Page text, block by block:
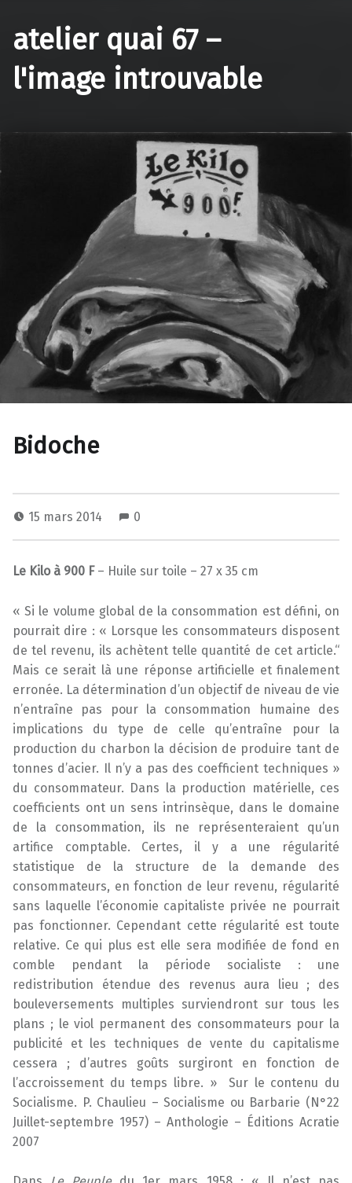
atelier quai 67 –
l'image introuvable
Bidoche
15 mars 2014 0
Le Kilo à 900 F– Huile sur toile – 27 x 35 cm
« Si le volume global de la consommation est défini, on
pourrait dire : « Lorsque les consommateurs disposent
de tel revenu, ils achètent telle quantité de cet article.“
Mais ce serait là une réponse artificielle et finalement
erronée. La détermination d’un objectif de niveau de vie
n’entraîne pas pour la consommation humaine des
implications du type de celle qu’entraîne pour la
production du charbon la décision de produire tant de
tonnes d’acier. Il n’y a pas des coefficient techniques »
du consommateur. Dans la production matérielle, ces
coefficients ont un sens intrinsèque, dans le domaine
de la consommation, ils ne représenteraient qu’un
artifice comptable. Certes, il y a une régularité
statistique de la structure de la demande des
consommateurs, en fonction de leur revenu, régularité
sans laquelle l’économie capitaliste privée ne pourrait
pas fonctionner. Cependant cette régularité est toute
relative. Ce qui plus est elle sera modifiée de fond en
comble pendant la période socialiste : une
redistribution étendue des revenus aura lieu ; des
bouleversements multiples surviendront sur tous les
plans ; le viol permanent des consommateurs pour la
publicité et les techniques de vente du capitalisme
cessera ; d’autres goûts surgiront en fonction de
l’accroissement du temps libre. » Sur le contenu du
Socialisme. P. Chaulieu – Socialisme ou Barbarie (N°22
Juillet-septembre 1957) – Anthologie – Éditions Acratie
2007